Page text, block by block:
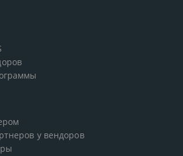
у вендоров